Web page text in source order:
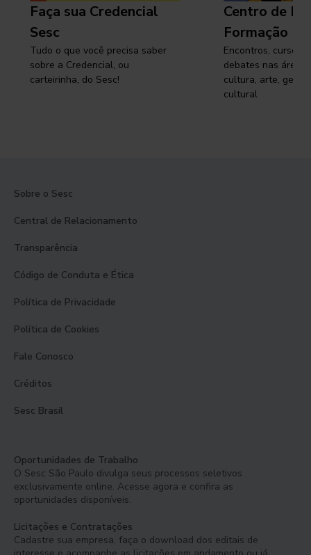
Faça sua Credencial
Sesc
Tudo o que você precisa saber
sobre a Credencial, ou
carteirinha, do Sesc!
Centro de
Formação
Encontros, cursos,
debates nas áreas
cultura, arte,
cultural
Sobre o Sesc
Central de Relacionamento
Transparência
Código de Conduta e Ética
Política de Privacidade
Política de Cookies
Fale Conosco
Créditos
Sesc Brasil
Oportunidades de Trabalho
O Sesc São Paulo divulga seus processos seletivos
exclusivamente online. Acesse agora e confira as
oportunidades disponíveis.
Licitações e Contratações
Cadastre sua empresa, faça o download dos editais de